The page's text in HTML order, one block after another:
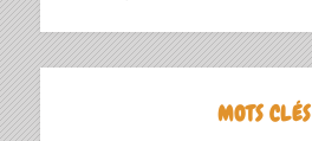
MOTS CLÉS